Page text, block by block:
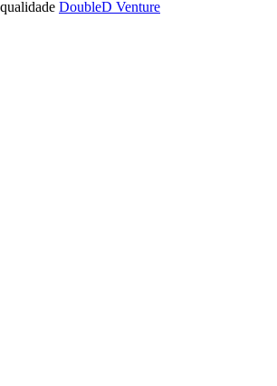
DoubleD Venture